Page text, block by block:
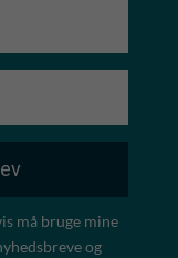
må bruge mine
og